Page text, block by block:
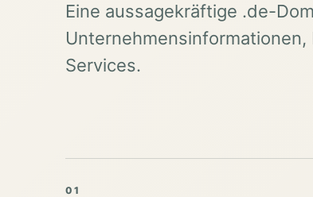
Eine aussagekräftige .de-
Services.
01